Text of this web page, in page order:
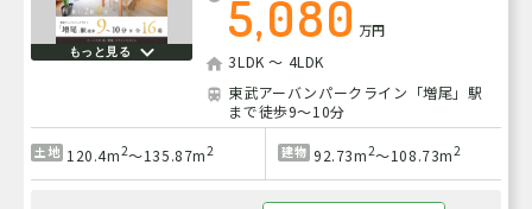
もっと見る
5,080 万円
3LDK ～ 4LDK
東武アーバンパークライン「増尾」駅
まで徒歩9～10分
土地 120.4m2～135.87m2 建物 92.73m2～108.73m2